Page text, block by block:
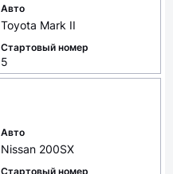
Авто
Toyota Mark II
Стартовый номер
5
Авто
Nissan 200SX
Стартовый номер